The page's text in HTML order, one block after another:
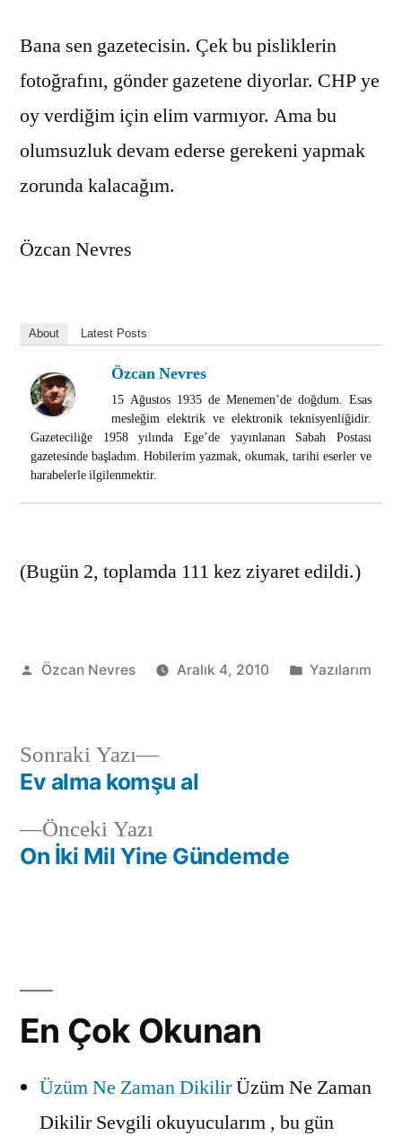
Bana sen gazetecisin. Çek bu pisliklerin
fotoğrafını, gönder gazetene diyorlar. CHP ye
oy verdiğim için elim varmıyor. Ama bu
olumsuzluk devam ederse gerekeni yapmak
zorunda kalacağım.
Özcan Nevres
About Latest Posts
Özcan Nevres
15 Ağustos 1935 de Menemen’de doğdum. Esas
mesleğim elektrik ve elektronik teknisyenliğidir.
Gazeteciliğe 1958 yılında Ege’de yayınlanan Sabah Postası
gazetesinde başladım. Hobilerim yazmak, okumak, tarihi eserler ve
harabelerle ilgilenmektir.
(Bugün 2, toplamda 111 kez ziyaret edildi.)
Gönderen:
Özcan Nevres Aralık 4, 2010 Kategori:
Yazılarım
Yazı
gezinmesi
Önceki YazıÖnceki
yazı:
On İki Mil Yine Gündemde
Sonraki Yazı
Sonraki
yazı:
Ev alma komşu al
En Çok Okunan
Üzüm Ne Zaman DikilirÜzüm Ne Zaman
Dikilir Sevgili okuyucularım , bu gün